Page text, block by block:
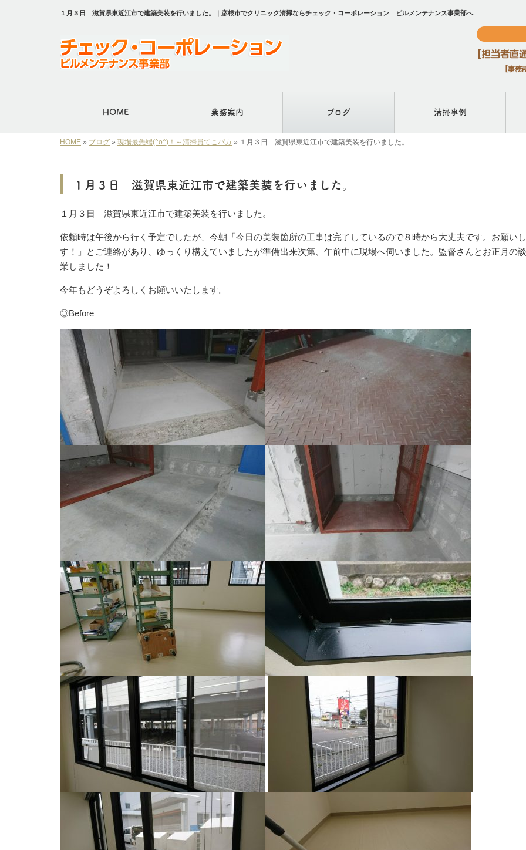
１月３日 滋賀県東近江市で建築美装を行いました。｜彦根市でクリニック清掃ならチェック・コーポレーション ビルメンテナンス事業部へ
HOME 業務案内 ブログ 清掃事例
HOME » ブログ » 現場最先端(^o^)！～清掃員てこパカ » １月３日 滋賀県東近江市で建築美装を行いました。
１月３日 滋賀県東近江市で建築美装を行いました。
１月３日 滋賀県東近江市で建築美装を行いました。
依頼時は午後から行く予定でしたが、今朝「今日の美装箇所の工事は完了しているので８時から大丈夫です。お願い
す！」とご連絡があり、ゆっくり構えていましたが準備出来次第、午前中に現場へ伺いました。監督さんとお正月の
業しました！
今年もどうぞよろしくお願いいたします。
◎Before